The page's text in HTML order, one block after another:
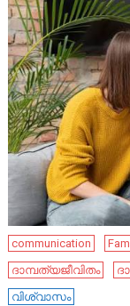
communication
ദാമ്പത്യജീവിതം
വിശ്വാസം